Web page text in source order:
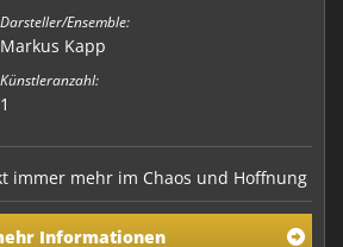
Darsteller/Ensemble:
Markus Kapp
Künstleranzahl:
1
immer mehr im Chaos und Hoffnung
nicht in Sicht zu sein. Doch
Informationen